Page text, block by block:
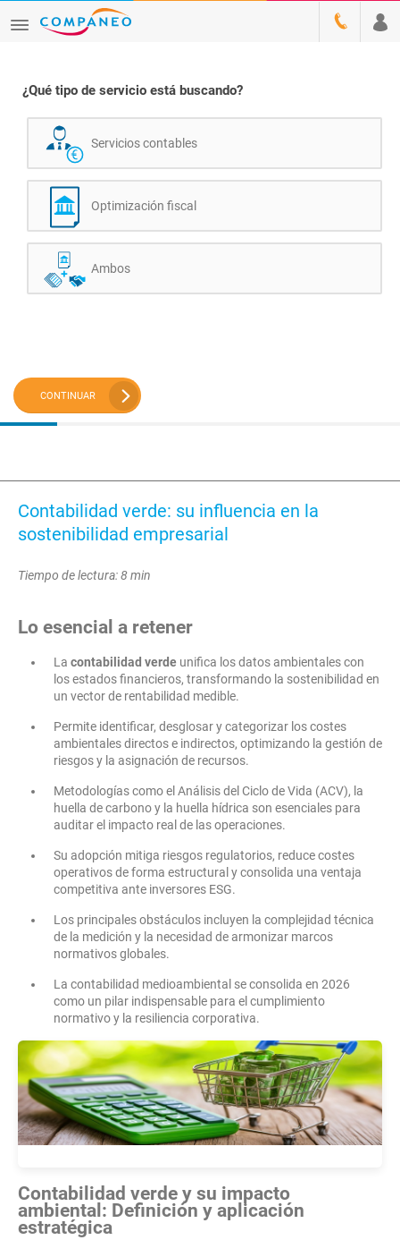
¿Qué tipo de servicio está buscando?
Servicios contables
Optimización fiscal
Ambos
CONTINUAR
Contabilidad verde: su influencia en la
sostenibilidad empresarial
Tiempo de lectura: 8 min
Lo esencial a retener
La contabilidad verde unifica los datos ambientales con
los estados financieros, transformando la sostenibilidad en
un vector de rentabilidad medible.
Permite identificar, desglosar y categorizar los costes
ambientales directos e indirectos, optimizando la gestión de
riesgos y la asignación de recursos.
Metodologías como el Análisis del Ciclo de Vida (ACV), la
huella de carbono y la huella hídrica son esenciales para
auditar el impacto real de las operaciones.
Su adopción mitiga riesgos regulatorios, reduce costes
operativos de forma estructural y consolida una ventaja
competitiva ante inversores ESG.
Los principales obstáculos incluyen la complejidad técnica
de la medición y la necesidad de armonizar marcos
normativos globales.
La contabilidad medioambiental se consolida en 2026
como un pilar indispensable para el cumplimiento
normativo y la resiliencia corporativa.
Contabilidad verde y su impacto
ambiental: Definición y aplicación
estratégica